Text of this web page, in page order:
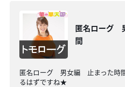
匿名ローグ
間
匿名ローグ 男女編 止まった時
るはずですね★